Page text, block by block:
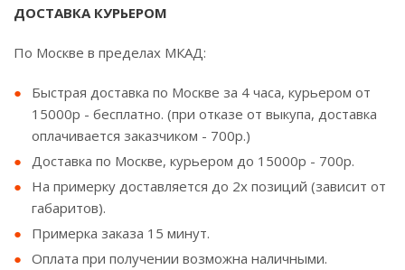
ДОСТАВКА КУРЬЕРОМ
По Москве в пределах МКАД:
Быстрая доставка по Москве за 4 часа, курьером от
15000р - бесплатно. (при отказе от выкупа, доставка
оплачивается заказчиком - 700р.)
Доставка по Москве, курьером до 15000р - 700р.
На примерку доставляется до 2х позиций (зависит от
габаритов).
Примерка заказа 15 минут.
Оплата при получении возможна наличными.